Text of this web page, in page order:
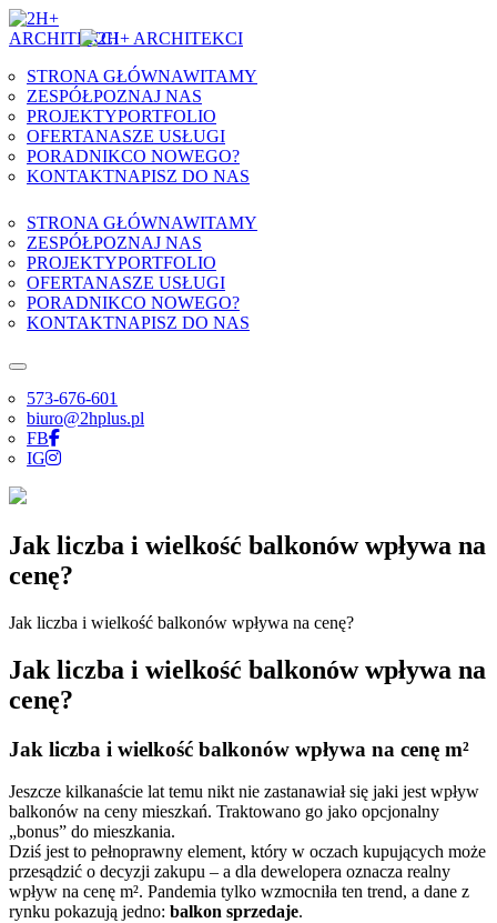
Skip to content
STRONA GŁÓWNAWITAMY
ZESPÓŁPOZNAJ NAS
PROJEKTYPORTFOLIO
OFERTANASZE USŁUGI
PORADNIKCO NOWEGO?
KONTAKTNAPISZ DO NAS
STRONA GŁÓWNAWITAMY
ZESPÓŁPOZNAJ NAS
PROJEKTYPORTFOLIO
OFERTANASZE USŁUGI
PORADNIKCO NOWEGO?
KONTAKTNAPISZ DO NAS
573-676-601
biuro@2hplus.pl
FB
IG
Jak liczba i wielkość balkonów wpływa na
cenę?
Jak liczba i wielkość balkonów wpływa na cenę?
Jak liczba i wielkość balkonów wpływa na
cenę?
Jak liczba i wielkość balkonów wpływa na cenę m²
Jeszcze kilkanaście lat temu nikt nie zastanawiał się jaki jest wpływ
balkonów na ceny mieszkań. Traktowano go jako opcjonalny
„bonus” do mieszkania.
Dziś jest to pełnoprawny element, który w oczach kupujących może
przesądzić o decyzji zakupu – a dla dewelopera oznacza realny
wpływ na cenę m². Pandemia tylko wzmocniła ten trend, a dane z
rynku pokazują jedno: balkon sprzedaje.